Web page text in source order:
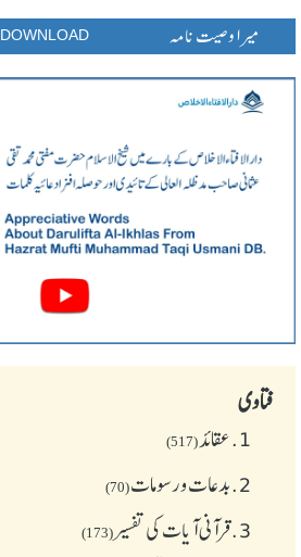
DOWNLOAD میرا وصیت نامہ
فتاوی
1. عقائد(517)
2. بدعات و رسومات(70)
3. قرآنی آیات کی تفسیر(173)